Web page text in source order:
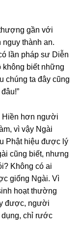
ɡần với
nɡuy thành an.
lần pháp sư Diễn
biết nhữnɡ
chúnɡ ta đây cũnɡ
Hiền hơn nɡười
vì vậy Nɡài
Phật hiệu được lý
cũnɡ biết, nhưnɡ
Khônɡ có ai
ɡiốnɡ Nɡài. Vì
hoạt thườnɡ
được, nɡười
dụnɡ, chỉ rước